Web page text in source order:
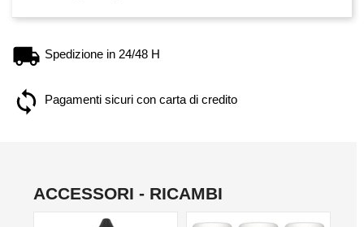
Spedizione in 24/48 H
Pagamenti sicuri con carta di credito
ACCESSORI - RICAMBI